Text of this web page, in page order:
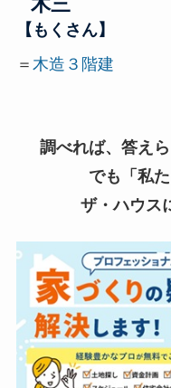
【もくさん】
＝ 木造３階建
調べれば、答え
でも「私
ザ・ハウス